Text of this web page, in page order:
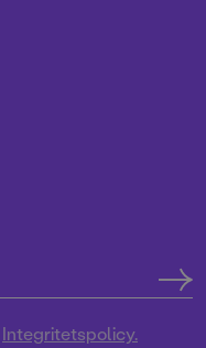
Integritetspolicy.